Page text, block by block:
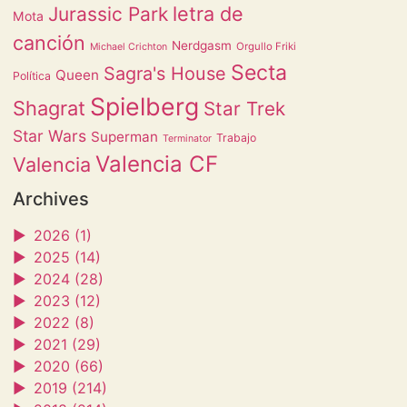
Mota Jurassic Park letra de
canción
Michael Crichton Nerdgasm Orgullo Friki
Política Queen Sagra's House Secta
Shagrat Spielberg Star Trek
Star Wars Superman Terminator Trabajo
Valencia Valencia CF
Archives
► 2026 (1)
► 2025 (14)
► 2024 (28)
► 2023 (12)
► 2022 (8)
► 2021 (29)
► 2020 (66)
► 2019 (214)